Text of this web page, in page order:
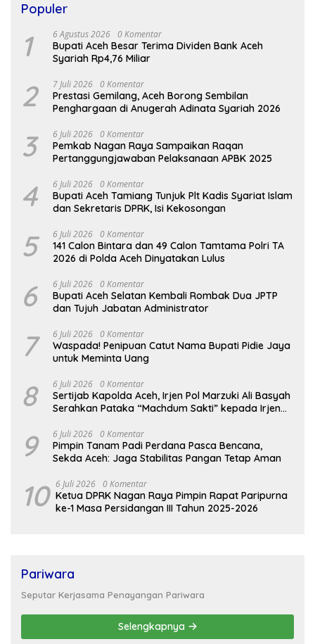
Populer
1 6 Agustus 2026 0 Komentar
Bupati Aceh Besar Terima Dividen Bank Aceh
Syariah Rp4,76 Miliar
2 7 Juli 2026 0 Komentar
Prestasi Gemilang, Aceh Borong Sembilan
Penghargaan di Anugerah Adinata Syariah 2026
3 6 Juli 2026 0 Komentar
Pemkab Nagan Raya Sampaikan Raqan
Pertanggungjawaban Pelaksanaan APBK 2025
4 6 Juli 2026 0 Komentar
Bupati Aceh Tamiang Tunjuk Plt Kadis Syariat Islam
dan Sekretaris DPRK, Isi Kekosongan
5 6 Juli 2026 0 Komentar
141 Calon Bintara dan 49 Calon Tamtama Polri TA
2026 di Polda Aceh Dinyatakan Lulus
6 6 Juli 2026 0 Komentar
Bupati Aceh Selatan Kembali Rombak Dua JPTP
dan Tujuh Jabatan Administrator
7 6 Juli 2026 0 Komentar
Waspada! Penipuan Catut Nama Bupati Pidie Jaya
untuk Meminta Uang
8 6 Juli 2026 0 Komentar
Sertijab Kapolda Aceh, Irjen Pol Marzuki Ali Basyah
Serahkan Pataka “Machdum Sakti” kepada Irjen
9 6 Juli 2026 0 Komentar
Pimpin Tanam Padi Perdana Pasca Bencana,
Sekda Aceh: Jaga Stabilitas Pangan Tetap Aman
10 6 Juli 2026 0 Komentar
Ketua DPRK Nagan Raya Pimpin Rapat Paripurna
ke-1 Masa Persidangan III Tahun 2025-2026
Pariwara
Seputar Kerjasama Penayangan Pariwara
Selengkapnya